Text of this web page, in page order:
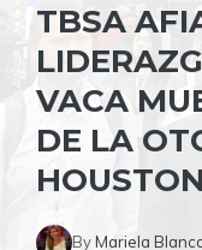
TBSA
VACA
DE LA
HOUSTON
ByMariela